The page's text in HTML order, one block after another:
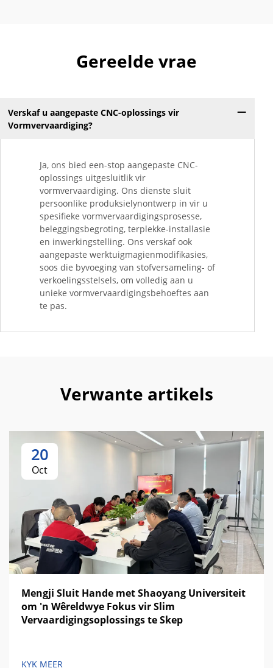
Gereelde vrae
Verskaf u aangepaste CNC-oplossings vir
Vormvervaardiging?
Ja, ons bied een-stop aangepaste CNC-
oplossings uitgesluitlik vir
vormvervaardiging. Ons dienste sluit
persoonlike produksielynontwerp in vir u
spesifieke vormvervaardigingsprosesse,
beleggingsbegroting, terplekke-installasie
en inwerkingstelling. Ons verskaf ook
aangepaste werktuigmagienmodifikasies,
soos die byvoeging van stofversameling- of
verkoelingsstelsels, om volledig aan u
unieke vormvervaardigingsbehoeftes aan
te pas.
Verwante artikels
20
Oct
Mengji Sluit Hande met Shaoyang Universiteit
om 'n Wêreldwye Fokus vir Slim
Vervaardigingsoplossings te Skep
KYK MEER